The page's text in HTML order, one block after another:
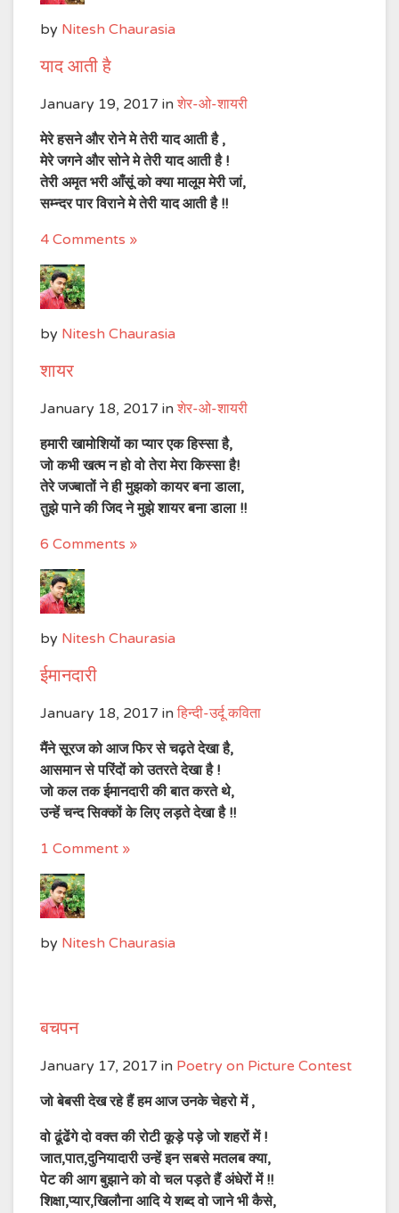
by Nitesh Chaurasia
याद आती है
January 19, 2017 in शेर-ओ-शायरी
मेरे हसने और रोने मे तेरी याद आती है ,
मेरे जगने और सोने मे तेरी याद आती है !
तेरी अमृत भरी आँसूं को क्या मालूम मेरी जां,
सम्न्दर पार विराने मे तेरी याद आती है !!
4 Comments »
by Nitesh Chaurasia
शायर
January 18, 2017 in शेर-ओ-शायरी
हमारी खामोशियों का प्यार एक हिस्सा है,
जो कभी खत्म न हो वो तेरा मेरा किस्सा है!
तेरे जज्बातों ने ही मुझको कायर बना डाला,
तुझे पाने की जिद ने मुझे शायर बना डाला !!
6 Comments »
by Nitesh Chaurasia
ईमानदारी
January 18, 2017 in हिन्दी-उर्दू कविता
मैंने सूरज को आज फिर से चढ़ते देखा है,
आसमान से परिंदों को उतरते देखा है !
जो कल तक ईमानदारी की बात करते थे,
उन्हें चन्द सिक्कों के लिए लड़ते देखा है !!
1 Comment »
by Nitesh Chaurasia
बचपन
January 17, 2017 in Poetry on Picture Contest
जो बेबसी देख रहे हैं हम आज उनके चेहरो में ,
वो ढूंढेंगे दो वक्त की रोटी कूड़े पड़े जो शहरों में !
जात,पात,दुनियादारी उन्हें इन सबसे मतलब क्या,
पेट की आग बुझाने को वो चल पड़ते हैं अंधेरों में !!
शिक्षा,प्यार,खिलौना आदि ये शब्द वो जाने भी कैसे,